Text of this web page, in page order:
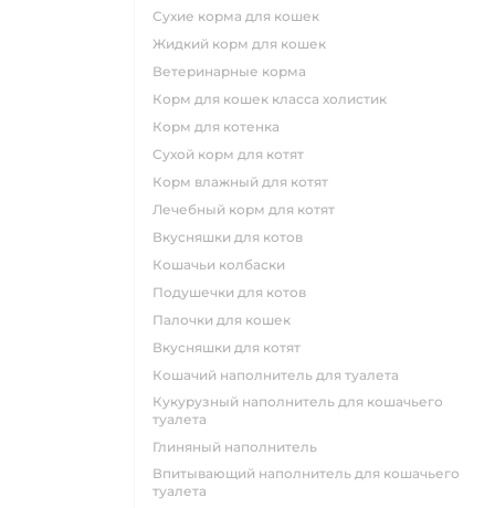
сухие корма для кошек
жидкий корм для кошек
ветеринарные корма
корм для кошек класса холистик
корм для котенка
сухой корм для котят
корм влажный для котят
лечебный корм для котят
вкусняшки для котов
кошачьи колбаски
подушечки для котов
палочки для кошек
вкусняшки для котят
кошачий наполнитель для туалета
кукурузный наполнитель для кошачьего
туалета
глиняный наполнитель
впитывающий наполнитель для кошачьего
туалета